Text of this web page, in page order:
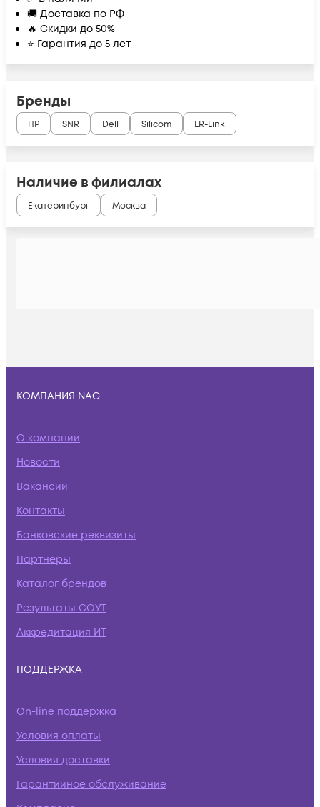
🚚 Доставка по РФ
🔥 Скидки до 50%
⭐ Гарантия до 5 лет
Бренды
HP SNR Dell Silicom LR-Link
Наличие в филиалах
Екатеринбург Москва
КОМПАНИЯ NAG
О компании
Новости
Вакансии
Контакты
Банковские реквизиты
Партнеры
Каталог брендов
Результаты СОУТ
Аккредитация ИТ
ПОДДЕРЖКА
On-line поддержка
Условия оплаты
Условия доставки
Гарантийное обслуживание